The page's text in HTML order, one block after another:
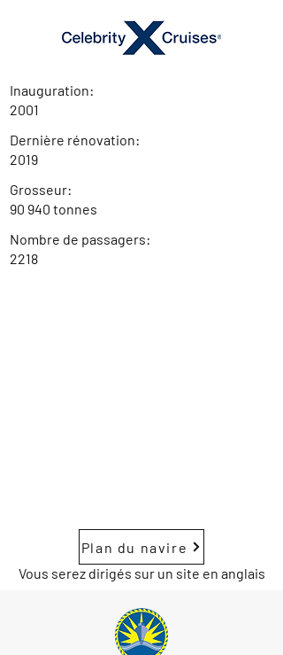
Inauguration:
2001
Dernière rénovation:
2019
Grosseur:
90 940 tonnes
Nombre de passagers:
2218
Plan du navire
Vous serez dirigés sur un site en anglais